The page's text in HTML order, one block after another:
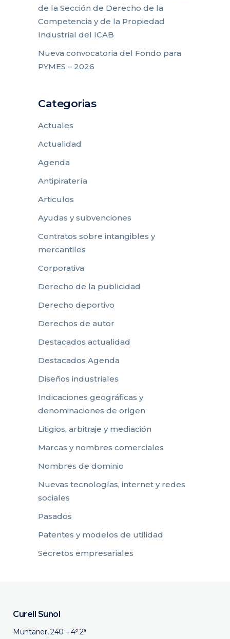
de la Sección de Derecho de la
Competencia y de la Propiedad
Industrial del ICAB
Nueva convocatoria del Fondo para
PYMES – 2026
Categorias
Actuales
Actualidad
Agenda
Antipiratería
Articulos
Ayudas y subvenciones
Contratos sobre intangibles y
mercantiles
Corporativa
Derecho de la publicidad
Derecho deportivo
Derechos de autor
Destacados actualidad
Destacados Agenda
Diseños industriales
Indicaciones geográficas y
denominaciones de origen
Litigios, arbitraje y mediación
Marcas y nombres comerciales
Nombres de dominio
Nuevas tecnologías, internet y redes
sociales
Pasados
Patentes y modelos de utilidad
Secretos empresariales
Curell Suñol
Muntaner, 240 – 4º 2ª